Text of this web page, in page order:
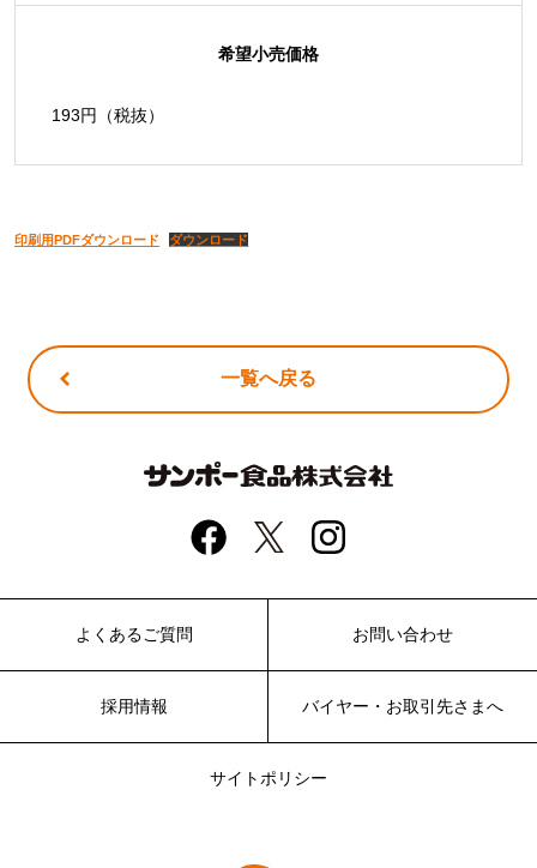
希望小売価格
193円（税抜）
印刷用PDFダウンロード ダウンロード
一覧へ戻る
よくあるご質問 お問い合わせ
採用情報
サイトポリシー
バイヤー・お取引先さまへ